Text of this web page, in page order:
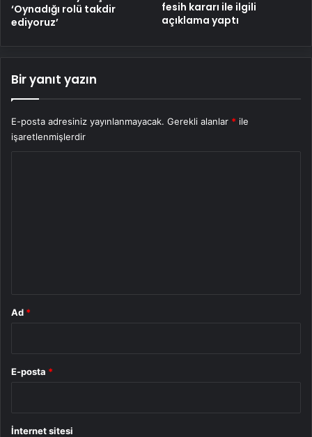
‘Oynadığı rolü takdir
ediyoruz’
fesih kararı ile ilgili
açıklama yaptı
Bir yanıt yazın
E-posta adresiniz yayınlanmayacak. Gerekli alanlar * ile
işaretlenmişlerdir
Ad *
E-posta *
İnternet sitesi